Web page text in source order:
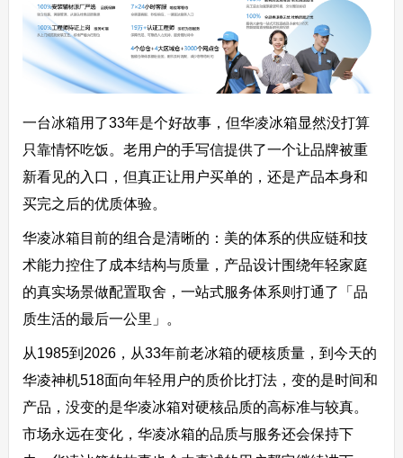
一台冰箱用了33年是个好故事，但华凌冰箱显然没打算
只靠情怀吃饭。老用户的手写信提供了一个让品牌被重
新看见的入口，但真正让用户买单的，还是产品本身和
买完之后的优质体验。
华凌冰箱目前的组合是清晰的：美的体系的供应链和技
术能力控住了成本结构与质量，产品设计围绕年轻家庭
的真实场景做配置取舍，一站式服务体系则打通了「品
质生活的最后一公里」。
从1985到2026，从33年前老冰箱的硬核质量，到今天的
华凌神机518面向年轻用户的质价比打法，变的是时间和
产品，没变的是华凌冰箱对硬核品质的高标准与较真。
市场永远在变化，华凌冰箱的品质与服务还会保持下